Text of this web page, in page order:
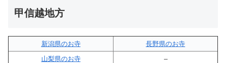
甲信越地方
新潟県のお寺
長野県のお寺
山梨県のお寺
–